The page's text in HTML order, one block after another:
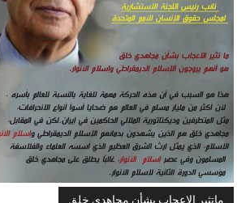
ماتثير الإعجاب بشأن مجاهدي خلق